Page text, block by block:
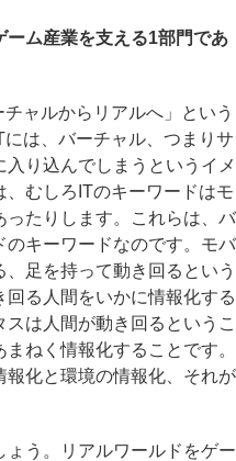
ム産業を支える1部門であ
ャルからリアルへ」という
は、バーチャル、つまりサ
り込んでしまうというイメ
むしろITのキーワードはモ
たりします。これらは、バ
キーワードなのです。モバ
足を持って動き回るという
る人間をいかに情報化する
は人間が動き回るというこ
ねく情報化することです。
報化と環境の情報化、それが
う。リアルワールドをゲー